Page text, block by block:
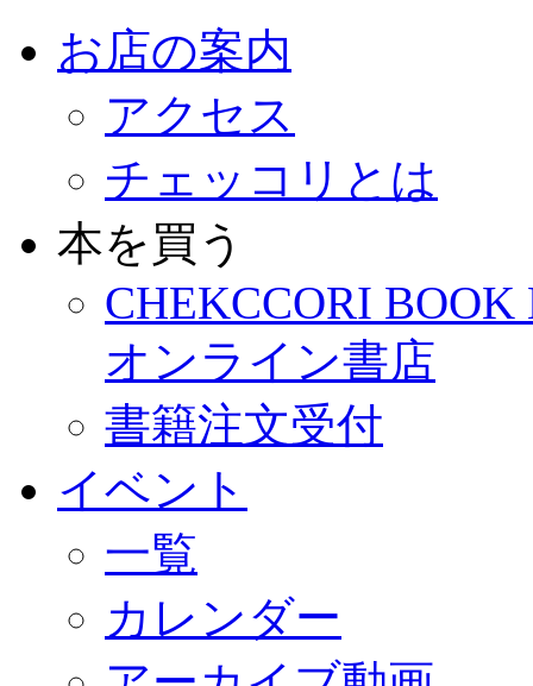
お店の案内
アクセス
チェッコリとは
本を買う
CHEKCCORI BOOK
オンライン書店
書籍注文受付
イベント
一覧
カレンダー